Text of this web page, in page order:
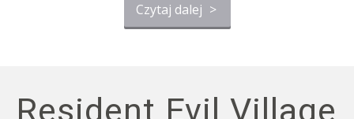
Czytaj dalej >
Resident Evil Village